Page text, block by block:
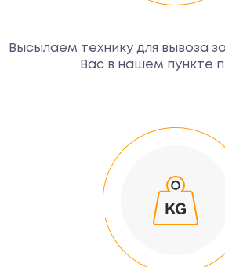
Высылаем технику для вывоза
Вас в нашем пункте